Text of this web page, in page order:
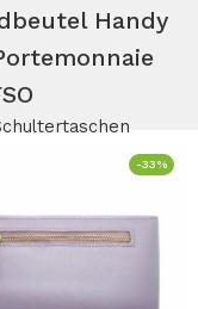
Handy
-33%